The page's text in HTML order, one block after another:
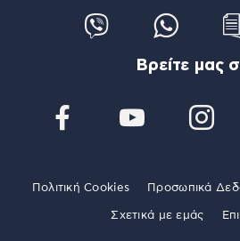
Βρείτε μας
Πολιτική Cookies Προσωπικά
Σχετικά με εμάς